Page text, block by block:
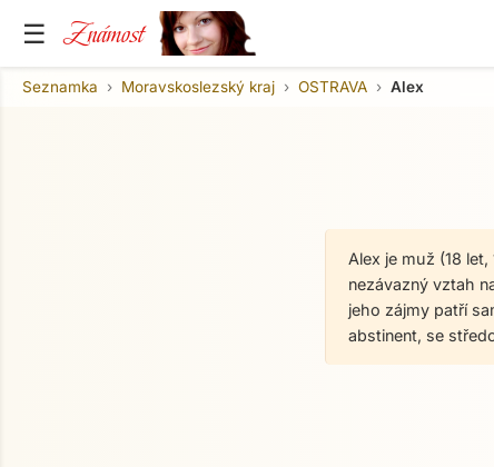
☰ Známost
Seznamka Moravskoslezský kraj OSTRAVA Alex
Alex je muž (18
nezávazný vztah
jeho zájmy patří
abstinent, se